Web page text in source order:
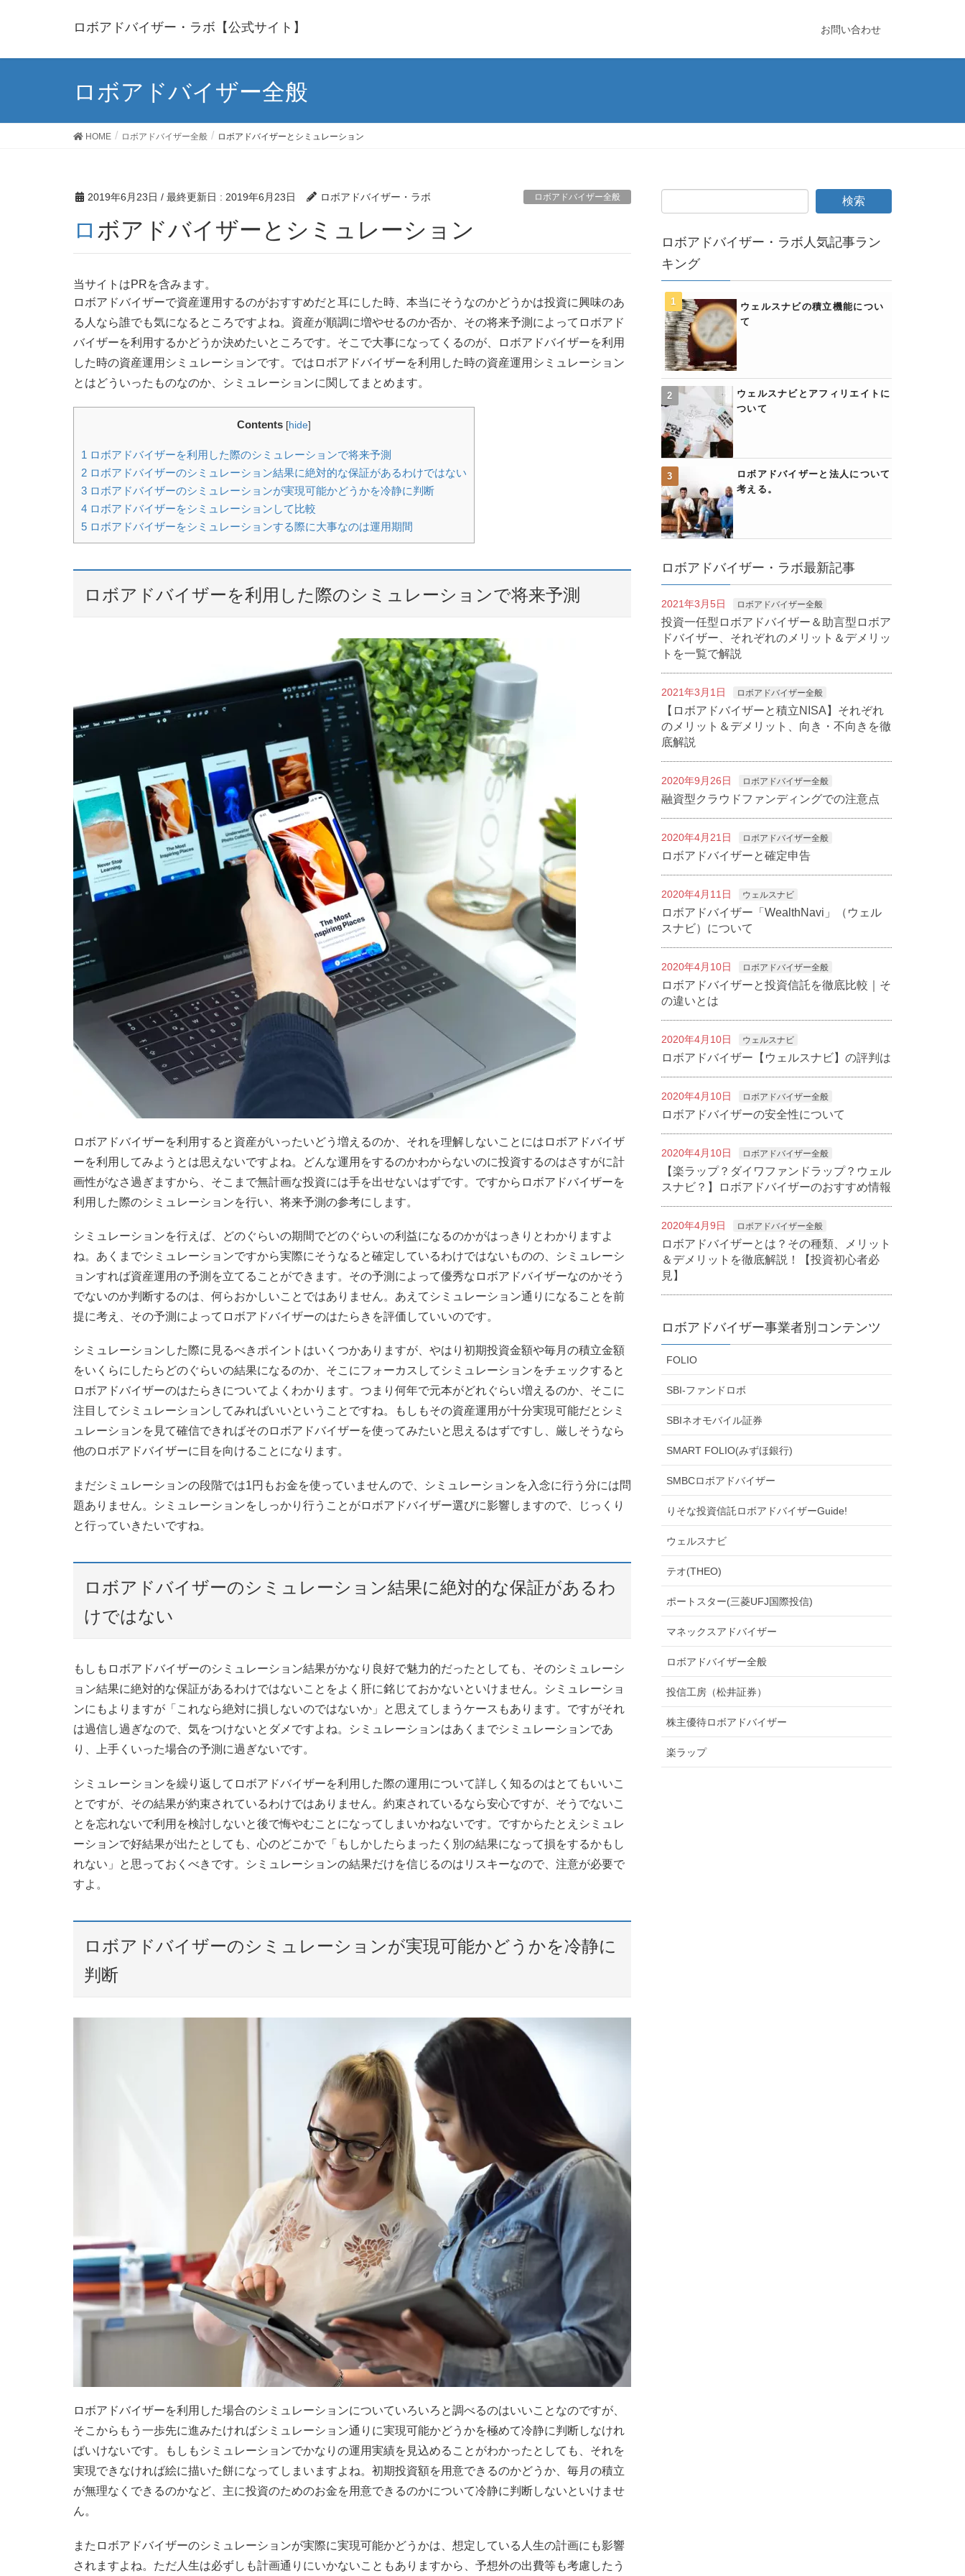
ロボアドバイザー・ラボ【公式サイト】 お問い合わせ
ロボアドバイザー全般
HOME ロボアドバイザー全般 ロボアドバイザーとシミュレーション
2019年6月23日 / 最終更新日 : 2019年6月23日 ロボアドバイザー・ラボ ロボアドバイザー全般
ロボアドバイザーとシミュレーション
当サイトはPRを含みます。
ロボアドバイザーで資産運用するのがおすすめだと耳にした時、本当にそうなのかどうかは投資に興味のあ
る人なら誰でも気になるところですよね。資産が順調に増やせるのか否か、その将来予測によってロボアド
バイザーを利用するかどうか決めたいところです。そこで大事になってくるのが、ロボアドバイザーを利用
した時の資産運用シミュレーションです。ではロボアドバイザーを利用した時の資産運用シミュレーション
とはどういったものなのか、シミュレーションに関してまとめます。
Contents [hide]
1 ロボアドバイザーを利用した際のシミュレーションで将来予測
2 ロボアドバイザーのシミュレーション結果に絶対的な保証があるわけではない
3 ロボアドバイザーのシミュレーションが実現可能かどうかを冷静に判断
4 ロボアドバイザーをシミュレーションして比較
5 ロボアドバイザーをシミュレーションする際に大事なのは運用期間
ロボアドバイザーを利用した際のシミュレーションで将来予測
ロボアドバイザーを利用すると資産がいったいどう増えるのか、それを理解しないことにはロボアドバイザ
ーを利用してみようとは思えないですよね。どんな運用をするのかわからないのに投資するのはさすがに計
画性がなさ過ぎますから、そこまで無計画な投資には手を出せないはずです。ですからロボアドバイザーを
利用した際のシミュレーションを行い、将来予測の参考にします。
シミュレーションを行えば、どのぐらいの期間でどのぐらいの利益になるのかがはっきりとわかりますよ
ね。あくまでシミュレーションですから実際にそうなると確定しているわけではないものの、シミュレーシ
ョンすれば資産運用の予測を立てることができます。その予測によって優秀なロボアドバイザーなのかそう
でないのか判断するのは、何らおかしいことではありません。あえてシミュレーション通りになることを前
提に考え、その予測によってロボアドバイザーのはたらきを評価していいのです。
シミュレーションした際に見るべきポイントはいくつかありますが、やはり初期投資金額や毎月の積立金額
をいくらにしたらどのぐらいの結果になるのか、そこにフォーカスしてシミュレーションをチェックすると
ロボアドバイザーのはたらきについてよくわかります。つまり何年で元本がどれぐらい増えるのか、そこに
注目してシミュレーションしてみればいいということですね。もしもその資産運用が十分実現可能だとシミ
ュレーションを見て確信できればそのロボアドバイザーを使ってみたいと思えるはずですし、厳しそうなら
他のロボアドバイザーに目を向けることになります。
まだシミュレーションの段階では1円もお金を使っていませんので、シミュレーションを入念に行う分には問
題ありません。シミュレーションをしっかり行うことがロボアドバイザー選びに影響しますので、じっくり
と行っていきたいですね。
ロボアドバイザーのシミュレーション結果に絶対的な保証があるわ
けではない
もしもロボアドバイザーのシミュレーション結果がかなり良好で魅力的だったとしても、そのシミュレーシ
ョン結果に絶対的な保証があるわけではないことをよく肝に銘じておかないといけません。シミュレーショ
ンにもよりますが「これなら絶対に損しないのではないか」と思えてしまうケースもあります。ですがそれ
は過信し過ぎなので、気をつけないとダメですよね。シミュレーションはあくまでシミュレーションであ
り、上手くいった場合の予測に過ぎないです。
シミュレーションを繰り返してロボアドバイザーを利用した際の運用について詳しく知るのはとてもいいこ
とですが、その結果が約束されているわけではありません。約束されているなら安心ですが、そうでないこ
とを忘れないで利用を検討しないと後で悔やむことになってしまいかねないです。ですからたとえシミュレ
ーションで好結果が出たとしても、心のどこかで「もしかしたらまったく別の結果になって損をするかもし
れない」と思っておくべきです。シミュレーションの結果だけを信じるのはリスキーなので、注意が必要で
すよ。
ロボアドバイザーのシミュレーションが実現可能かどうかを冷静に
判断
ロボアドバイザーを利用した場合のシミュレーションについていろいろと調べるのはいいことなのですが、
そこからもう一歩先に進みたければシミュレーション通りに実現可能かどうかを極めて冷静に判断しなけれ
ばいけないです。もしもシミュレーションでかなりの運用実績を見込めることがわかったとしても、それを
実現できなければ絵に描いた餅になってしまいますよね。初期投資額を用意できるのかどうか、毎月の積立
が無理なくできるのかなど、主に投資のためのお金を用意できるのかについて冷静に判断しないといけませ
ん。
またロボアドバイザーのシミュレーションが実際に実現可能かどうかは、想定している人生の計画にも影響
されますよね。ただ人生は必ずしも計画通りにいかないこともありますから、予想外の出費等も考慮したう
ロボアドバイザー・ラボ人気記事ラン
キング
ウェルスナビの積立機能につい
て
ウェルスナビとアフィリエイトに
ついて
ロボアドバイザーと法人について
考える。
ロボアドバイザー・ラボ最新記事
2021年3月5日 ロボアドバイザー全般
投資一任型ロボアドバイザー＆助言型ロボア
ドバイザー、それぞれのメリット＆デメリッ
トを一覧で解説
2021年3月1日 ロボアドバイザー全般
【ロボアドバイザーと積立NISA】それぞれ
のメリット＆デメリット、向き・不向きを徹
底解説
2020年9月26日 ロボアドバイザー全般
融資型クラウドファンディングでの注意点
2020年4月21日 ロボアドバイザー全般
ロボアドバイザーと確定申告
2020年4月11日 ウェルスナビ
ロボアドバイザー「WealthNavi」（ウェル
スナビ）について
2020年4月10日 ロボアドバイザー全般
ロボアドバイザーと投資信託を徹底比較｜そ
の違いとは
2020年4月10日 ウェルスナビ
ロボアドバイザー【ウェルスナビ】の評判は
2020年4月10日 ロボアドバイザー全般
ロボアドバイザーの安全性について
2020年4月10日 ロボアドバイザー全般
【楽ラップ？ダイワファンドラップ？ウェル
スナビ？】ロボアドバイザーのおすすめ情報
2020年4月9日 ロボアドバイザー全般
ロボアドバイザーとは？その種類、メリット
＆デメリットを徹底解説！【投資初心者必
見】
ロボアドバイザー事業者別コンテンツ
FOLIO
SBI-ファンドロボ
SBIネオモバイル証券
SMART FOLIO(みずほ銀行)
SMBCロボアドバイザー
りそな投資信託ロボアドバイザーGuide!
ウェルスナビ
テオ(THEO)
ポートスター(三菱UFJ国際投信)
マネックスアドバイザー
ロボアドバイザー全般
投信工房（松井証券）
株主優待ロボアドバイザー
楽ラップ